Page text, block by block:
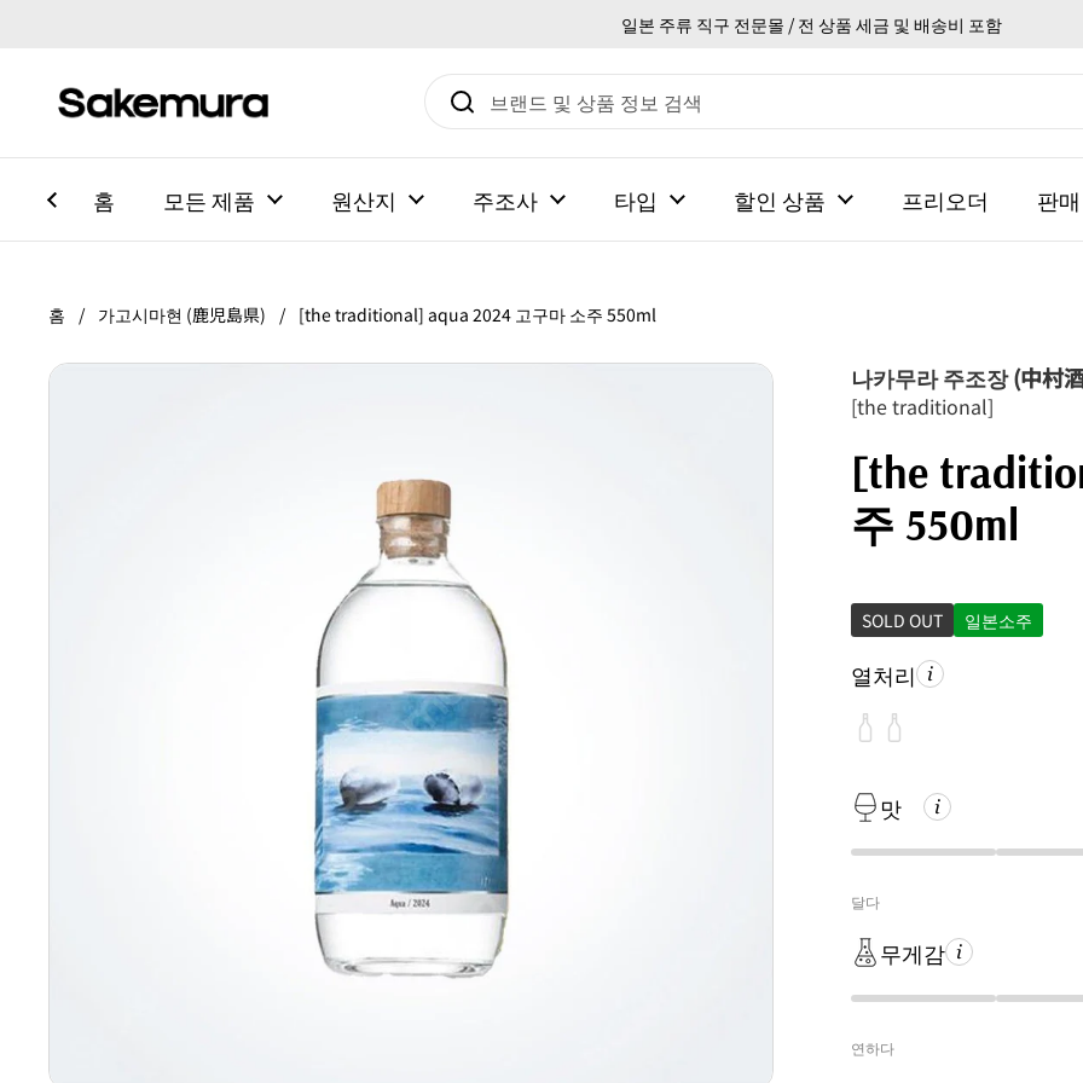
일본 주류 직구 전문몰 / 전 상품 세금 및 배송비 포함
홈 모든 제품 원산지 주조사 타입 할인 상품 프리오더 판
홈 / 가고시마현 (鹿児島県) / [the traditional] aqua 2024 고구마 소주 550ml
나카무라 주조장 (中村
[the traditional]
[the
주 550ml
SOLD OUT 일본소주
열처리
맛
달다
무게감
연하다